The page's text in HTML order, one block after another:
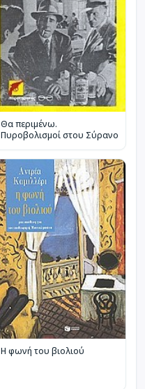
Θα περιμένω.
Πυροβολισμοί στου Σύρανο
Η φωνή του βιολιού